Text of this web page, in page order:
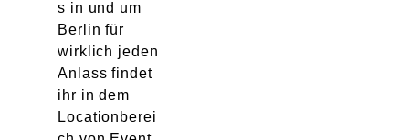
s in und um
Berlin für
wirklich jeden
Anlass findet
ihr in dem
Locationberei